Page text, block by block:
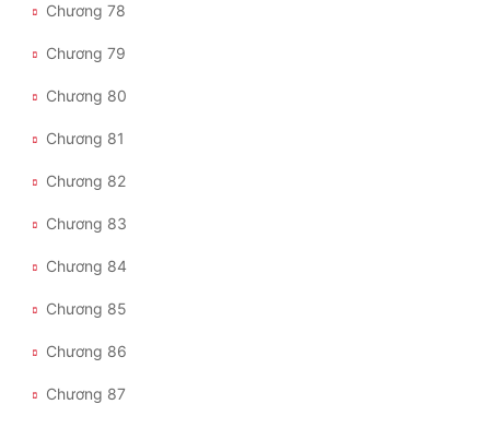
Chương 78
Chương 79
Chương 80
Chương 81
Chương 82
Chương 83
Chương 84
Chương 85
Chương 86
Chương 87